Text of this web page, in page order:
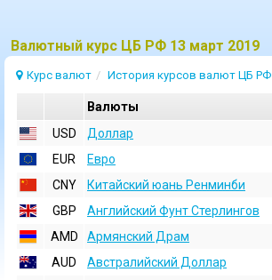
Bалютный курс ЦБ РФ 13 март 2019
Курс валют История курсов валют ЦБ РФ
Валюты
USD
Доллар
EUR
Евро
CNY
Китайский юань Ренминби
GBP
Английский Фунт Стерлингов
AMD
Армянский Драм
AUD
Австралийский Доллар